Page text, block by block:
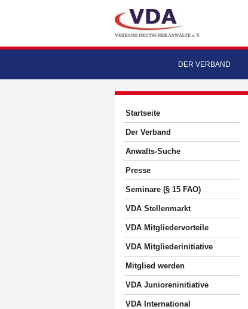
DER VERBAND
Startseite
Der Verband
Anwalts-Suche
Presse
Seminare (§ 15 FAO)
VDA Stellenmarkt
VDA Mitgliedervorteile
VDA Mitgliederinitiative
Mitglied werden
VDA Junioreninitiative
VDA International